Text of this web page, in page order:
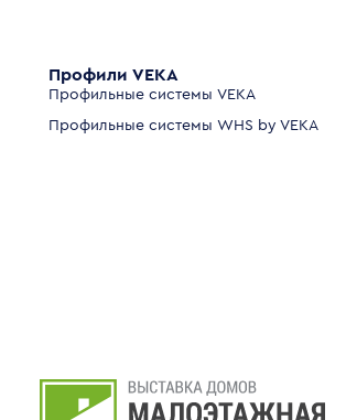
Профили VEKA
Профильные системы VEKA
Профильные системы WHS by VEKA